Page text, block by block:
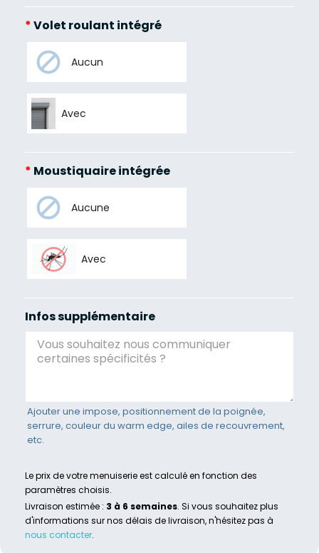
*Volet roulant intégré
Aucun
Avec
* Moustiquaire intégrée
Aucune
Avec
Infos supplémentaire
Ajouter une impose, positionnement de la poignée,
serrure, couleur du warm edge, ailes de recouvrement,
etc.
Le prix de votre menuiserie est calculé en fonction des
paramètres choisis.
Livraison estimée : 3 à 6 semaines. Si vous souhaitez plus
d'informations sur nos délais de livraison, n'hésitez pas à
nous contacter.